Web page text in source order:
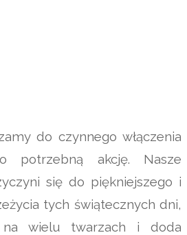
do czynnego włączenia
akcję. Nasze
się do piękniejszego i
tych świątecznych dni,
na wielu twarzach i doda